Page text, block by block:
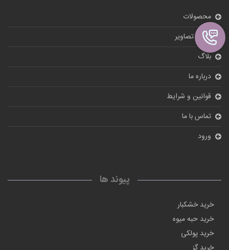
محصولات
گالری تصاویر
بلاگ
درباره ما
قوانین و شرایط
تماس با ما
ورود
پیوند ها
خرید خشکبار
خرید حبه میوه
خرید پولکی